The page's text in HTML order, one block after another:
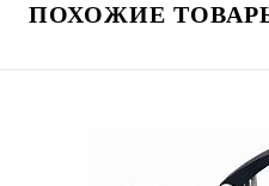
ПОХОЖИЕ